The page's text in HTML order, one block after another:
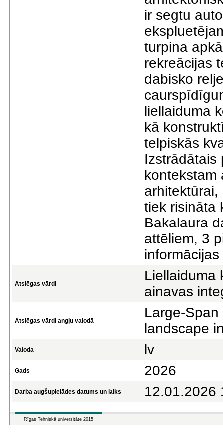
ir segtu
turpina
rekreācijas
dabisko
liellaiduma
kā
telpiskās
Izstrādātais
kontekstam
tiek risināta
Bakalaura
attēliem, 3
Atslēgas vārdi
Liellaiduma
ainavas
Atslēgas vārdi angļu valodā
Large-
landscape
Valoda lv
Gads 2026
Darba augšupielādes datums un laiks 12.01.2026
Rīgas Tehniskā universitāte 2015